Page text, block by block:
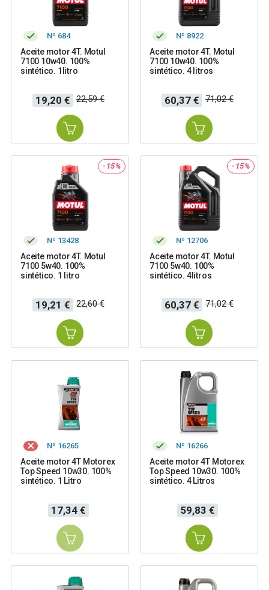
Nº 684
Aceite motor 4T. Motul
7100 10w40. 100%
sintético. 1litro
Precio
19,20 €
Precio
base
22,59 €
Nº 8922
Aceite motor 4T. Motul
7100 10w40. 100%
sintético. 4 litros
Precio
60,37 €
Precio
base
71,02 €
-15%
Nº 13428
Aceite motor 4T. Motul
7100 5w40. 100%
sintético. 1 litro
Precio
19,21 €
Precio
base
22,60 €
-15%
Nº 12706
Aceite motor 4T. Motul
7100 5w40. 100%
sintético. 4litros
Precio
60,37 €
Precio
base
71,02 €
Nº 16265
Aceite motor 4T Motorex
Top Speed 10w30. 100%
sintético. 1 Litro
Precio
17,34 €
Nº 16266
Aceite motor 4T Motorex
Top Speed 10w30. 100%
sintético. 4 Litros
Precio
59,83 €